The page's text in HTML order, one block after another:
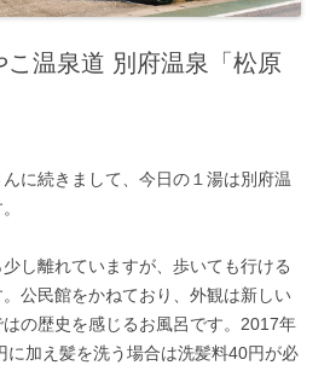
こ温泉道 別府温泉「松原
んに続きまして、今日の１湯は別府温
し離れていますが、歩いても行ける
公民館をかねており、外観は新しい
の歴史を感じるお風呂です。2017年
に加え髪を洗う場合は洗髪料40円が必